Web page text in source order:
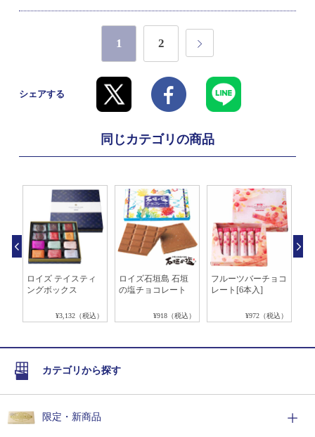
1 2
シェアする
同じカテゴリの商品
ロイズ テイスティ
ングボックス
¥3,132（税込）
ロイズ石垣島 石垣
の塩チョコレート
¥918（税込）
フルーツバーチョコ
レート[6本入]
¥972（税込）
カテゴリから探す
限定・新商品